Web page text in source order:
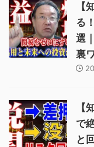
【
る
選
裏
【
で
と